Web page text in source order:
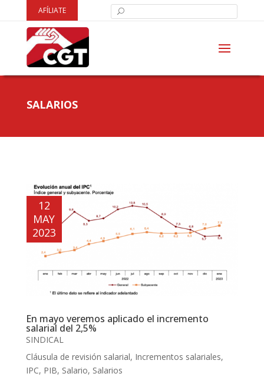
AFÍLIATE
SALARIOS
En mayo veremos aplicado el incremento
salarial del 2,5%
12
MAY
2023
SINDICAL
Cláusula de revisión salarial, Incrementos salariales,
IPC, PIB, Salario, Salarios